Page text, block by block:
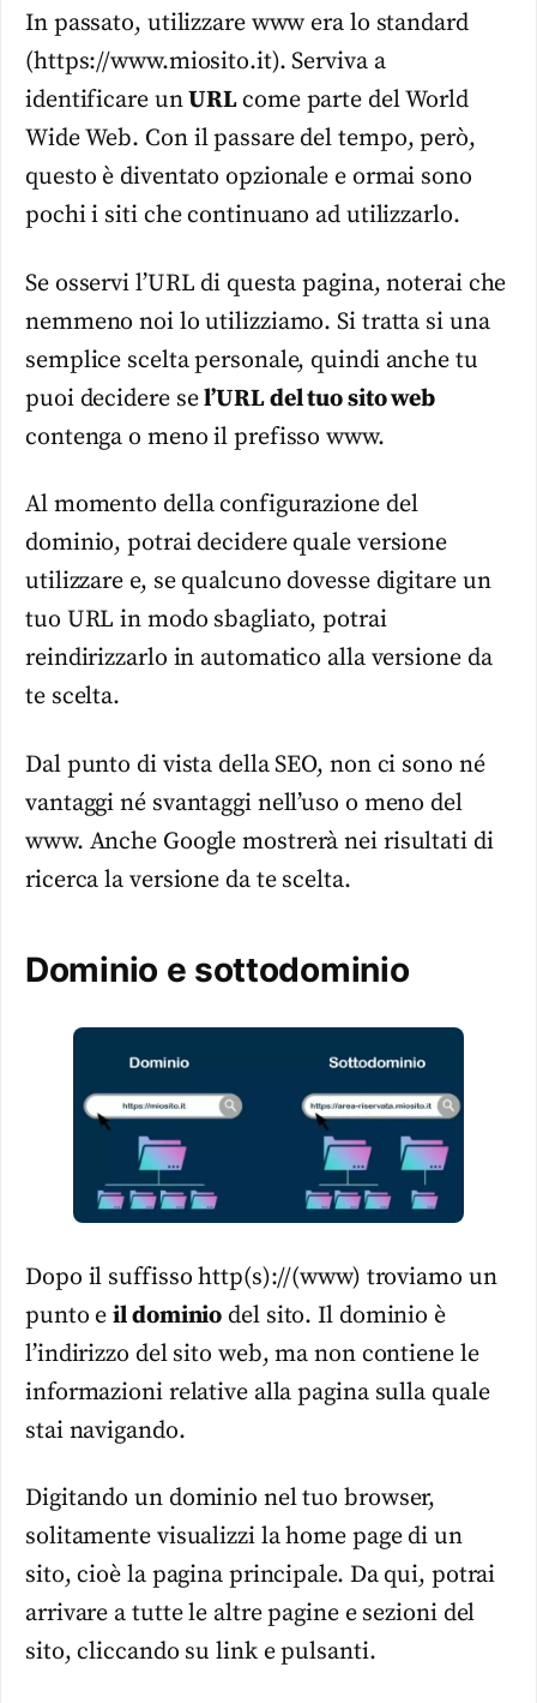
In passato, utilizzare www era lo standard
(https://www.miosito.it). Serviva a
identificare unURLcome parte del World
Wide Web. Con il passare del tempo, però,
questo è diventato opzionale e ormai sono
pochi i siti che continuano ad utilizzarlo.
Se osservi l’URL di questa pagina, noterai che
nemmeno noi lo utilizziamo. Si tratta si una
semplice scelta personale, quindi anche tu
puoi decidere sel’URL del tuo sito web
contenga o meno il prefisso www.
Al momento della configurazione del
dominio, potrai decidere quale versione
utilizzare e, se qualcuno dovesse digitare un
tuo URL in modo sbagliato, potrai
reindirizzarlo in automatico alla versione da
te scelta.
Dal punto di vista della SEO, non ci sono né
vantaggi né svantaggi nell’uso o meno del
www. Anche Google mostrerà nei risultati di
ricerca la versione da te scelta.
Dominio e sottodominio
Dopo il suffisso http(s)://(www) troviamo un
punto eil dominio del sito. Il dominio è
l’indirizzo del sito web, ma non contiene le
informazioni relative alla pagina sulla quale
stai navigando.
Digitando un dominio nel tuo browser,
solitamente visualizzi la home page di un
sito, cioè la pagina principale. Da qui, potrai
arrivare a tutte le altre pagine e sezioni del
sito, cliccando su link e pulsanti.